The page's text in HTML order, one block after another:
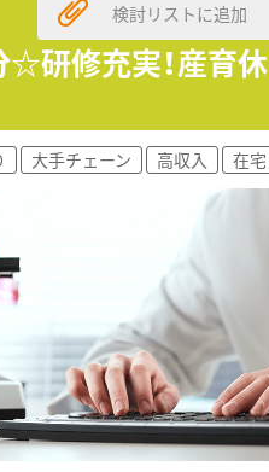
研修充実！産育休
検討リストに追加
大手チェーン 高収入 在宅